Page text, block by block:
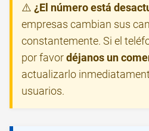
⚠️ ¿El número está
empresas cambian sus
constantemente. Si el
por favordéjanos un
actualizarlo
usuarios.